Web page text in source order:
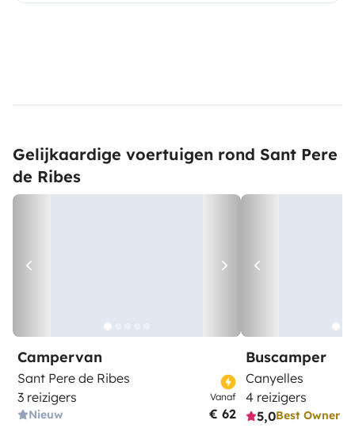
Gelijkaardige voertuigen rond Sant Pere
de Ribes
Campervan
Sant Pere de Ribes
3 reizigers
Nieuw
Vanaf
€ 62
Buscamper
Canyelles
4 reizigers
5,0Best Owner